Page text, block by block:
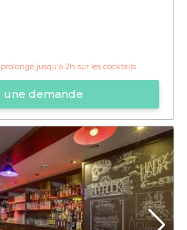
jusqu'à 2h sur les cocktails
une demande